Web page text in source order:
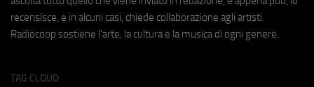
recensisce, e in alcuni casi, chiede collaborazione agli artisti.
Radiocoop sostiene l'arte, la cultura e la musica di ogni genere.
TAG CLOUD